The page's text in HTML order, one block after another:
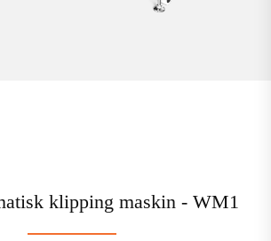
klipping maskin - WM1